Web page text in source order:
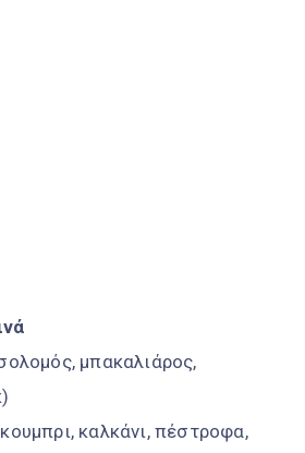
μπακαλιάρος,
καλκάνι, πέστροφα,